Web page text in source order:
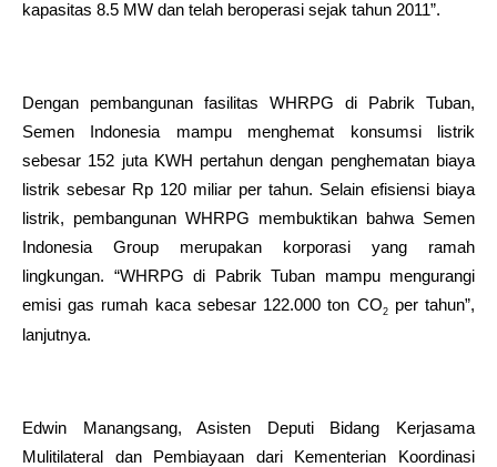
kapasitas 8.5 MW dan telah beroperasi sejak tahun 2011”.
Dengan pembangunan fasilitas WHRPG di Pabrik Tuban,
Semen Indonesia mampu menghemat konsumsi listrik
sebesar 152 juta KWH pertahun dengan penghematan biaya
listrik sebesar Rp 120 miliar per tahun. Selain efisiensi biaya
listrik, pembangunan WHRPG membuktikan bahwa Semen
Indonesia Group merupakan korporasi yang ramah
lingkungan. “WHRPG di Pabrik Tuban mampu mengurangi
emisi gas rumah kaca sebesar 122.000 ton CO2per tahun”,
lanjutnya.
Edwin Manangsang, Asisten Deputi Bidang Kerjasama
Mulitilateral dan Pembiayaan dari Kementerian Koordinasi